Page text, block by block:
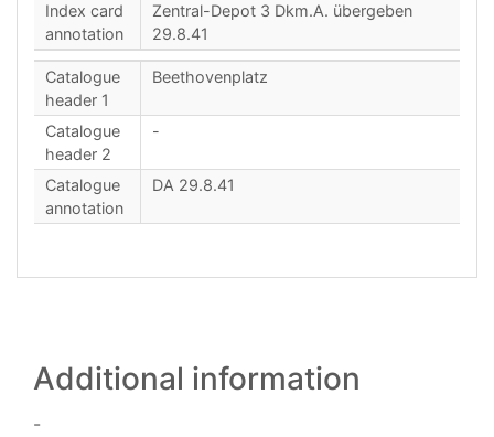
Index card
annotation
Zentral-Depot 3 Dkm.A. übergeben
29.8.41
Catalogue
header 1
Beethovenplatz
Catalogue
header 2
-
Catalogue
annotation
DA 29.8.41
Additional information
-